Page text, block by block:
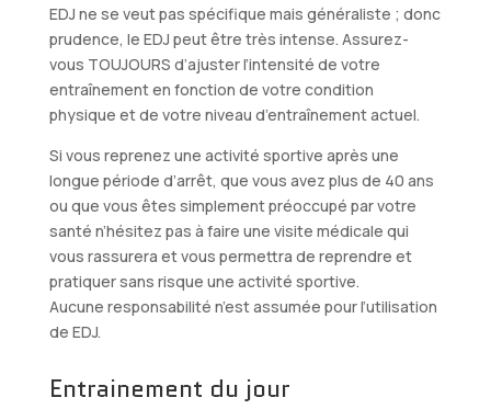
EDJ ne se veut pas spécifique mais généraliste ; donc
prudence, le EDJ peut être très intense. Assurez-
vous TOUJOURS d’ajuster l’intensité de votre
entraînement en fonction de votre condition
physique et de votre niveau d’entraînement actuel.
Si vous reprenez une activité sportive après une
longue période d’arrêt, que vous avez plus de 40 ans
ou que vous êtes simplement préoccupé par votre
santé n’hésitez pas à faire une visite médicale qui
vous rassurera et vous permettra de reprendre et
pratiquer sans risque une activité sportive.
Aucune responsabilité n’est assumée pour l’utilisation
de EDJ.
Entrainement du jour